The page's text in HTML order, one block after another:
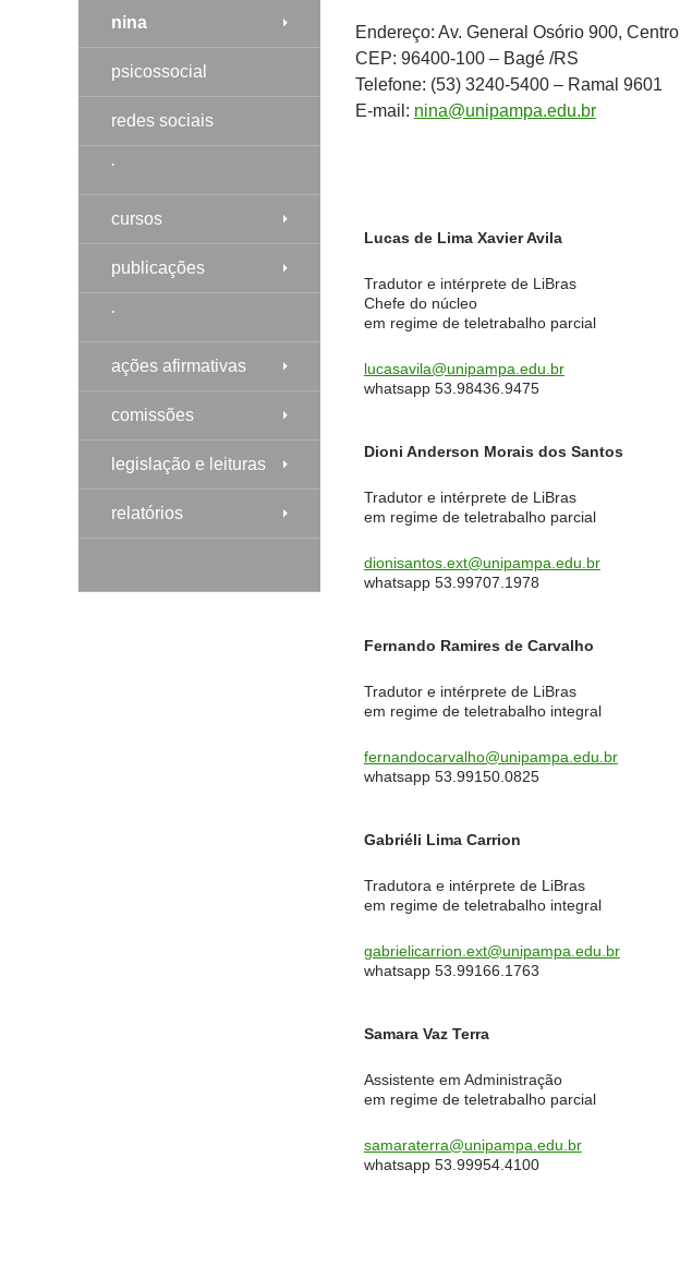
Endereço: Av. General Osório 900, Centro
CEP: 96400-100 – Bagé /RS
Telefone: (53) 3240-5400 – Ramal 9601
E-mail: nina@unipampa.edu.br
Lucas de Lima Xavier Avila
Tradutor e intérprete de LiBras
Chefe do núcleo
em regime de teletrabalho parcial
lucasavila@unipampa.edu.br
whatsapp 53.98436.9475
Dioni Anderson Morais dos Santos
Tradutor e intérprete de LiBras
em regime de teletrabalho parcial
dionisantos.ext@unipampa.edu.br
whatsapp 53.99707.1978
Fernando Ramires de Carvalho
Tradutor e intérprete de LiBras
em regime de teletrabalho integral
fernandocarvalho@unipampa.edu.br
whatsapp 53.99150.0825
Gabriéli Lima Carrion
Tradutora e intérprete de LiBras
em regime de teletrabalho integral
gabrielicarrion.ext@unipampa.edu.br
whatsapp 53.99166.1763
Samara Vaz Terra
Assistente em Administração
em regime de teletrabalho parcial
samaraterra@unipampa.edu.br
whatsapp 53.99954.4100
nina
psicossocial
redes sociais
༌
cursos
publicações
༌
ações afirmativas
comissões
legislação e leituras
relatórios